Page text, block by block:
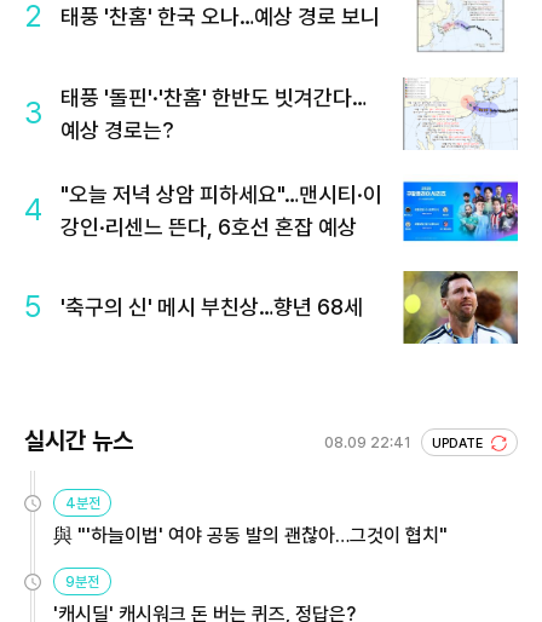
2 태풍 '찬홈' 한국 오나…예상 경로 보니
3
태풍 '돌핀'·'찬홈' 한반도 빗겨간다…
예상 경로는?
4
"오늘 저녁 상암 피하세요"…맨시티·이
강인·리센느 뜬다, 6호선 혼잡 예상
5 '축구의 신' 메시 부친상…향년 68세
실시간 뉴스 08.09 22:41 UPDATE
4분전
與 "'하늘이법' 여야 공동 발의 괜찮아…그것이 협치"
9분전
'캐시딜' 캐시워크 돈 버는 퀴즈, 정답은?